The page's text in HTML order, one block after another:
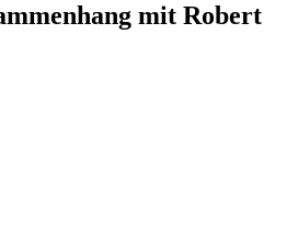
mit Robert